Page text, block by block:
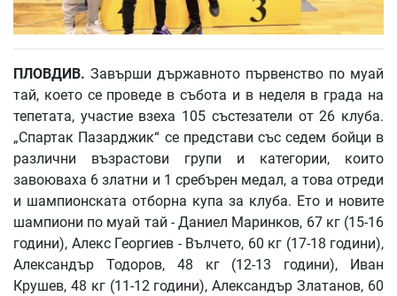
ПЛОВДИВ. Завърши държавното първенство по муай
тай, което се проведе в събота и в неделя в града на
тепетата, участие взеха 105 състезатели от 26 клуба.
„Спартак Пазарджик“ се представи със седем бойци в
различни възрастови групи и категории, които
завоюваха 6 златни и 1 сребърен медал, а това отреди
и шампионската отборна купа за клуба. Ето и новите
шампиони по муай тай - Даниел Маринков, 67 кг (15-16
години), Алекс Георгиев - Вълчето, 60 кг (17-18 години),
Александър Тодоров, 48 кг (12-13 години), Иван
Крушев, 48 кг (11-12 години), Александър Златанов, 60